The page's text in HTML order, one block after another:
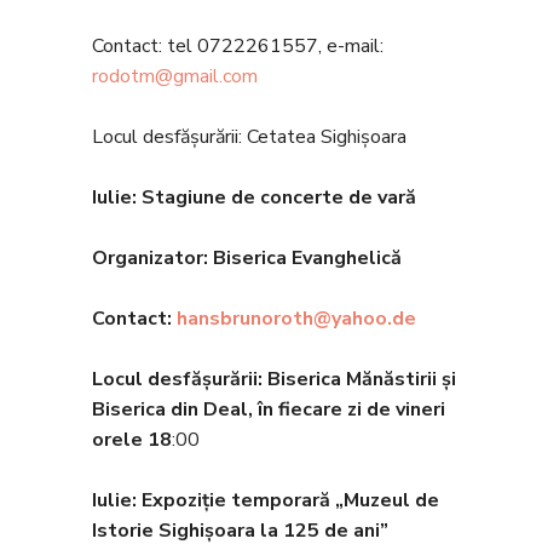
Contact: tel 0722261557, e-mail:
rodotm@gmail.com
Locul desfășurării: Cetatea Sighișoara
Iulie: Stagiune de concerte de vară
Organizator: Biserica Evanghelică
Contact: hansbrunoroth@yahoo.de
Locul desfășurării: Biserica Mănăstirii și
Biserica din Deal, în fiecare zi de vineri
orele 18:00
Iulie: Expoziție temporară „Muzeul de
Istorie Sighișoara la 125 de ani”